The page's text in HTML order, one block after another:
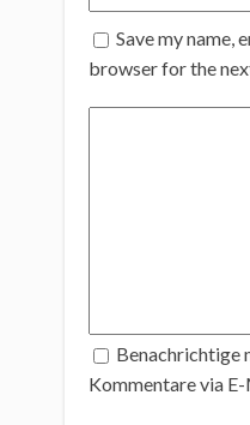
Save my name,
browser for the
Benachrichtige
Kommentare via